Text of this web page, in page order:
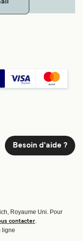
Besoin d'aide ?
Royaume Uni. Pour
contacter
ligne